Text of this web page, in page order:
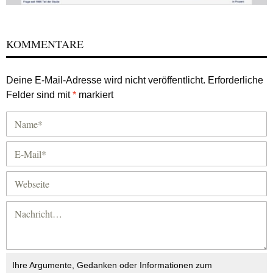
KOMMENTARE
Deine E-Mail-Adresse wird nicht veröffentlicht. Erforderliche
Felder sind mit* markiert
Ihre Argumente, Gedanken oder Informationen zum